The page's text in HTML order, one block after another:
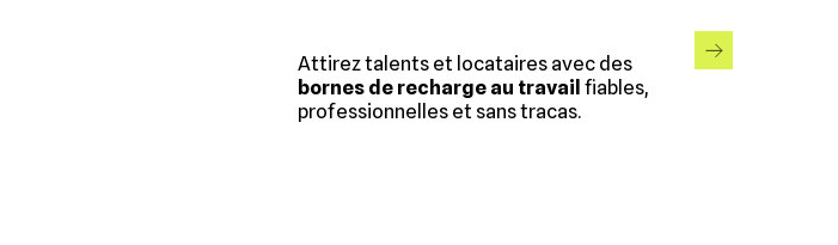
Attirez talents et locataires avec des
bornes de recharge au travail fiables,
professionnelles et sans tracas.